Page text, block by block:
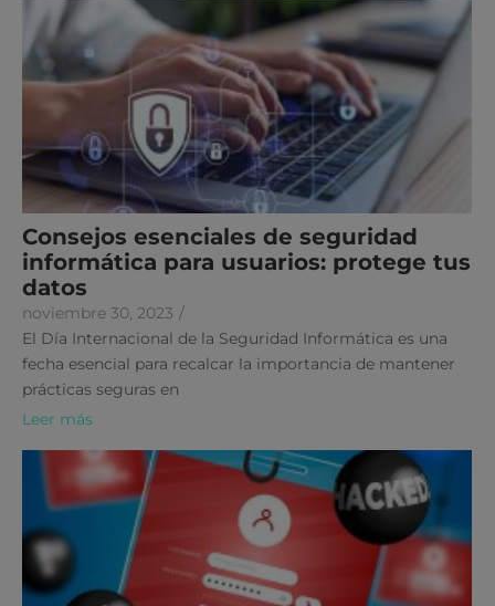
Consejos esenciales de seguridad
informática para usuarios: protege tus
datos
noviembre 30, 2023 /
El Día Internacional de la Seguridad Informática es una
fecha esencial para recalcar la importancia de mantener
prácticas seguras en
Leer más